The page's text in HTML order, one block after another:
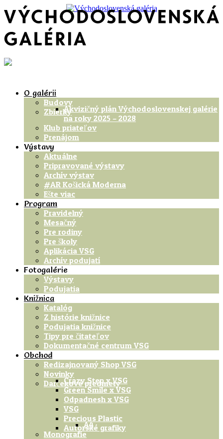
O galérii
Budovy
ZbierkyAkvizičný plán Východoslovenskej galérie
na roky 2025 – 2028
Klub priateľov
Prenájom
Výstavy
Aktuálne
Pripravované výstavy
Archív výstav
#AR Košická Moderna
Ešte viac
Program
Pravidelný
Mesačný
Pre rodiny
Pre školy
Aplikácia VSG
Archív podujatí
Fotogalérie
Výstavy
Podujatia
Knižnica
Katalóg
Z histórie knižnice
Podujatia knižnice
Tipy pre čitateľov
Dokumentačné centrum VSG
Obchod
Redizajnovaný Shop VSG
Novinky
Darčekové predmety
Crazy Step x VSG
Green Smile x VSG
Odpadnesh x VSG
VSG
Precious Plastic
Autorské grafiky
A4
Monografie